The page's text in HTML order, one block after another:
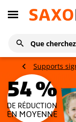
Supports
54 %
DE RÉDUCTION
EN MOYENNE